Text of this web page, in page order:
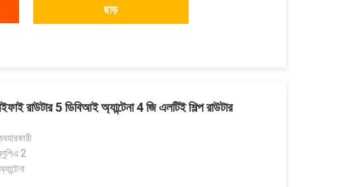
ছাড়
রাউটার 5 ডিবিআই অ্যান্টেনা 4 জি এলটিই শিল্প রাউটার
2